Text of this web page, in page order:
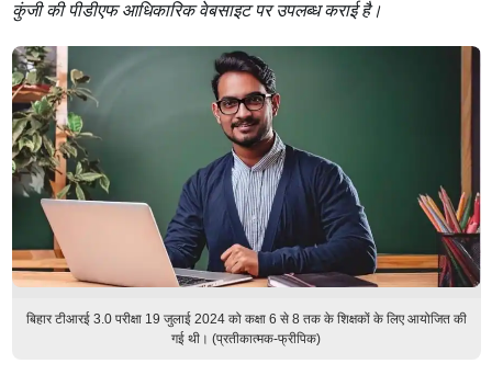
कुंजी की पीडीएफ आधिकारिक वेबसाइट पर उपलब्ध कराई है।
​बिहार टीआरई 3.0 परीक्षा 19 जुलाई 2024 को कक्षा 6 से 8 तक के शिक्षकों के लिए आयोजित की
गई थी। (प्रतीकात्मक-फ्रीपिक)